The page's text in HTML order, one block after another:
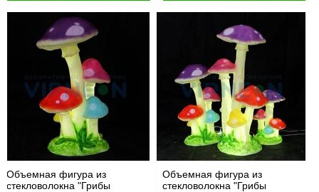
Объемная фигура из
стекловолокна "Грибы
Объемная фигура из
стекловолокна "Грибы